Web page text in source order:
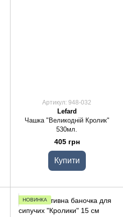
Артикул: 948-032
Lefard
Чашка "Великодній Кролик"
530мл.
405 грн
Купити
НОВИНКА